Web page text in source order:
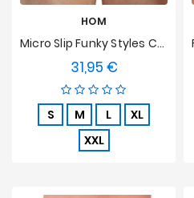
HOM
Micro Slip Funky Styles Cosmic Trip HOM Limited Edition
31,95 €Preis
S M L
XL
XXL